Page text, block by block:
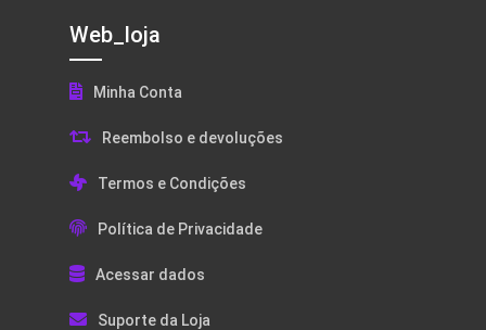
Web_loja
Minha Conta
Reembolso e devoluções
Termos e Condições
Política de Privacidade
Acessar dados
Suporte da Loja